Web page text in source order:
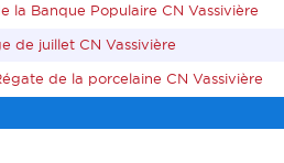
la Banque Populaire CN Vassivière
de juillet CN Vassivière
de la porcelaine CN Vassivière